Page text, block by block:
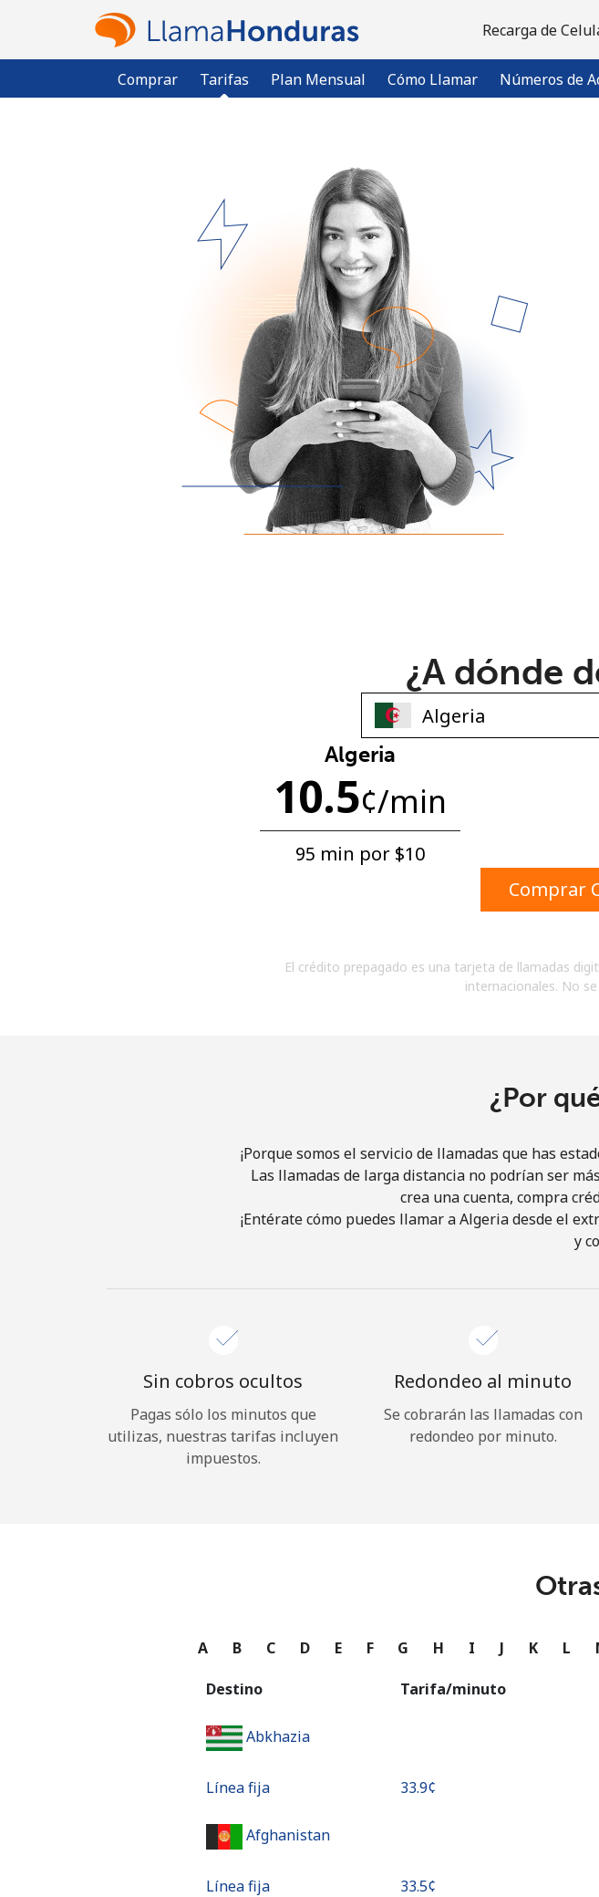
Recarga de
Comprar Tarifas Plan Mensual Cómo Llamar Números de
¿Ya tienes una
Una letra mayúscula y
acuerdo con estos
¿A dónde
Algeria
10.5¢/min
95 min por ⁦$10⁩
Comprar
El crédito prepagado es una tarjeta de llamadas
internacionales. No
¿Por
¡Porque somos el servicio de llamadas que has
Las llamadas de larga distancia no podrían ser
crea una cuenta, compra
¡Entérate cómo puedes llamar a Algeria desde el
y
Sin cobros ocultos
Pagas sólo los minutos que
utilizas, nuestras tarifas incluyen
impuestos.
Redondeo al minuto
Se cobrarán las llamadas con
redondeo por minuto.
A B C D E F G H I J K L
Destino Tarifa/minuto
Abkhazia
Línea fija ⁦33.9¢⁩
Afghanistan
Línea fija ⁦33.5¢⁩